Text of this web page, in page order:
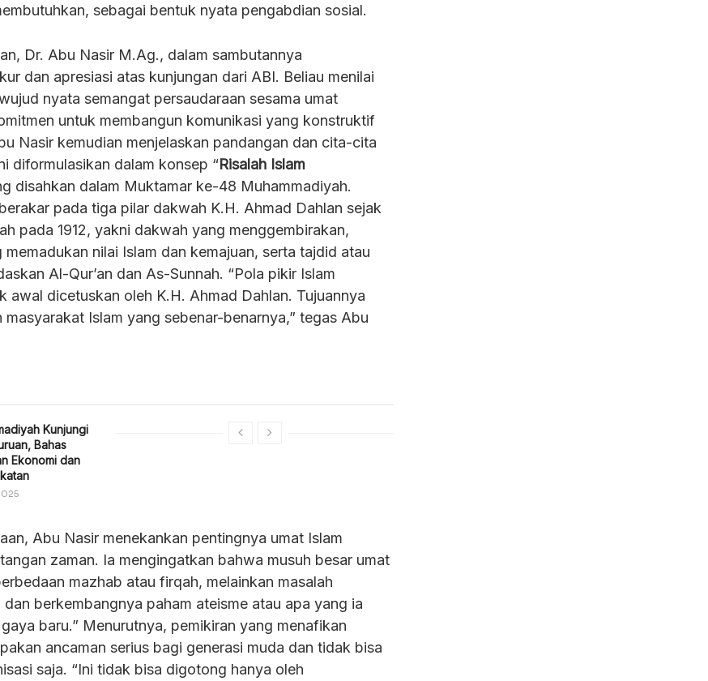
sebagai bentuk nyata pengabdian sosial.
Dr. Abu Nasir M.Ag., dalam sambutannya
dan apresiasi atas kunjungan dari ABI. Beliau menilai
nyata semangat persaudaraan sesama umat
untuk membangun komunikasi yang konstruktif
Nasir kemudian menjelaskan pandangan dan cita-cita
diformulasikan dalam konsep “Risalah Islam
disahkan dalam Muktamar ke-48 Muhammadiyah.
pada tiga pilar dakwah K.H. Ahmad Dahlan sejak
pada 1912, yakni dakwah yang menggembirakan,
nilai Islam dan kemajuan, serta tajdid atau
Al-Qur’an dan As-Sunnah. “Pola pikir Islam
awal dicetuskan oleh K.H. Ahmad Dahlan. Tujuannya
Islam yang sebenar-benarnya,” tegas Abu
Kunjungi
Bahas
Ekonomi dan
Abu Nasir menekankan pentingnya umat Islam
zaman. Ia mengingatkan bahwa musuh besar umat
mazhab atau firqah, melainkan masalah
berkembangnya paham ateisme atau apa yang ia
baru.” Menurutnya, pemikiran yang menafikan
ancaman serius bagi generasi muda dan tidak bisa
saja. “Ini tidak bisa digotong hanya oleh